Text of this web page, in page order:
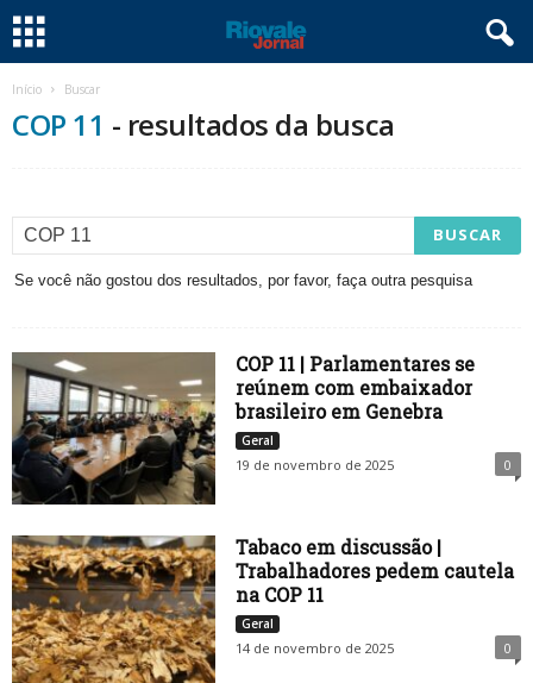
Início Buscar
COP 11 - resultados da busca
Se você não gostou dos resultados, por favor, faça outra pesquisa
COP 11 | Parlamentares se
reúnem com embaixador
brasileiro em Genebra
Geral
19 de novembro de 2025 0
Tabaco em discussão |
Trabalhadores pedem cautela
na COP 11
Geral
14 de novembro de 2025 0